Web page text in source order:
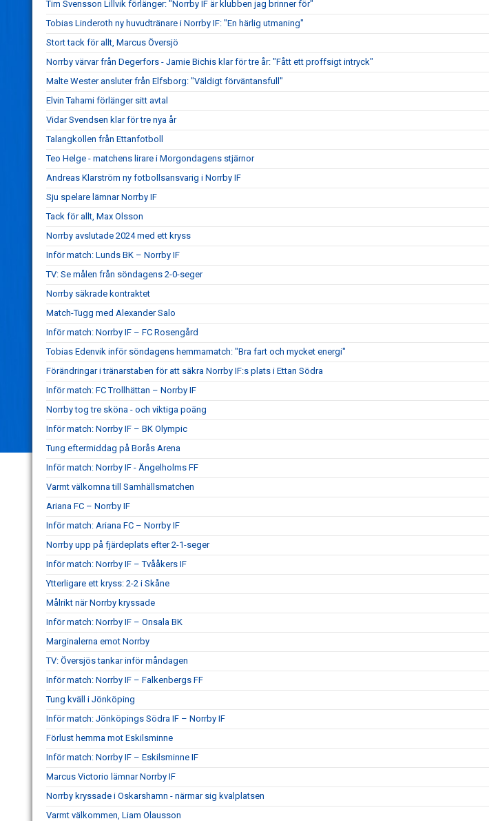
Tim Svensson Lillvik förlänger: "Norrby IF är klubben jag brinner för"
Tobias Linderoth ny huvudtränare i Norrby IF: "En härlig utmaning"
Stort tack för allt, Marcus Översjö
Norrby värvar från Degerfors - Jamie Bichis klar för tre år: "Fått ett proffsigt intryck"
Malte Wester ansluter från Elfsborg: "Väldigt förväntansfull"
Elvin Tahami förlänger sitt avtal
Vidar Svendsen klar för tre nya år
Talangkollen från Ettanfotboll
Teo Helge - matchens lirare i Morgondagens stjärnor
Andreas Klarström ny fotbollsansvarig i Norrby IF
Sju spelare lämnar Norrby IF
Tack för allt, Max Olsson
Norrby avslutade 2024 med ett kryss
Inför match: Lunds BK – Norrby IF
TV: Se målen från söndagens 2-0-seger
Norrby säkrade kontraktet
Match-Tugg med Alexander Salo
Inför match: Norrby IF – FC Rosengård
Tobias Edenvik inför söndagens hemmamatch: "Bra fart och mycket energi"
Förändringar i tränarstaben för att säkra Norrby IF:s plats i Ettan Södra
Inför match: FC Trollhättan – Norrby IF
Norrby tog tre sköna - och viktiga poäng
Inför match: Norrby IF – BK Olympic
Tung eftermiddag på Borås Arena
Inför match: Norrby IF - Ängelholms FF
Varmt välkomna till Samhällsmatchen
Ariana FC – Norrby IF
Inför match: Ariana FC – Norrby IF
Norrby upp på fjärdeplats efter 2-1-seger
Inför match: Norrby IF – Tvååkers IF
Ytterligare ett kryss: 2-2 i Skåne
Målrikt när Norrby kryssade
Inför match: Norrby IF – Onsala BK
Marginalerna emot Norrby
TV: Översjös tankar inför måndagen
Inför match: Norrby IF – Falkenbergs FF
Tung kväll i Jönköping
Inför match: Jönköpings Södra IF – Norrby IF
Förlust hemma mot Eskilsminne
Inför match: Norrby IF – Eskilsminne IF
Marcus Victorio lämnar Norrby IF
Norrby kryssade i Oskarshamn - närmar sig kvalplatsen
Varmt välkommen, Liam Olausson